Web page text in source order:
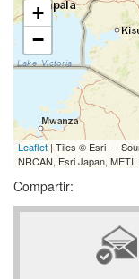
+
−
Leaflet | Tiles © Esri —
NRCAN, Esri Japan,
Compartir: